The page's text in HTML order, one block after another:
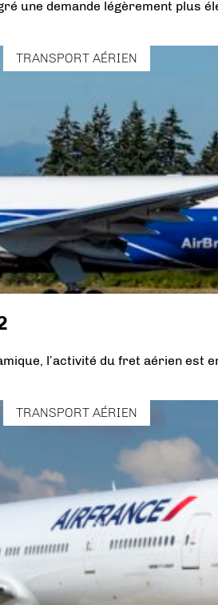
une demande légèrement plus
TRANSPORT AÉRIEN
l’activité du fret aérien est
TRANSPORT AÉRIEN